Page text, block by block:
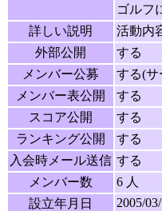
ゴルフ
詳しい説明
活動内
外部公開
する
メンバー公募
する(サ
メンバー表公開
する
スコア公開
する
ランキング公開
する
入会時メール送信 する
メンバー数
6 人
設立年月日
2005/